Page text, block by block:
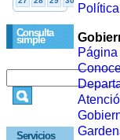
Consulta
simple
Servicios